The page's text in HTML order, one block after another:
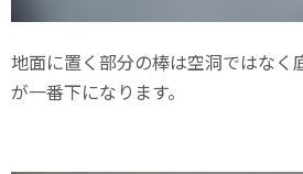
地面に置く部分の棒は空洞ではなく
が一番下になります。